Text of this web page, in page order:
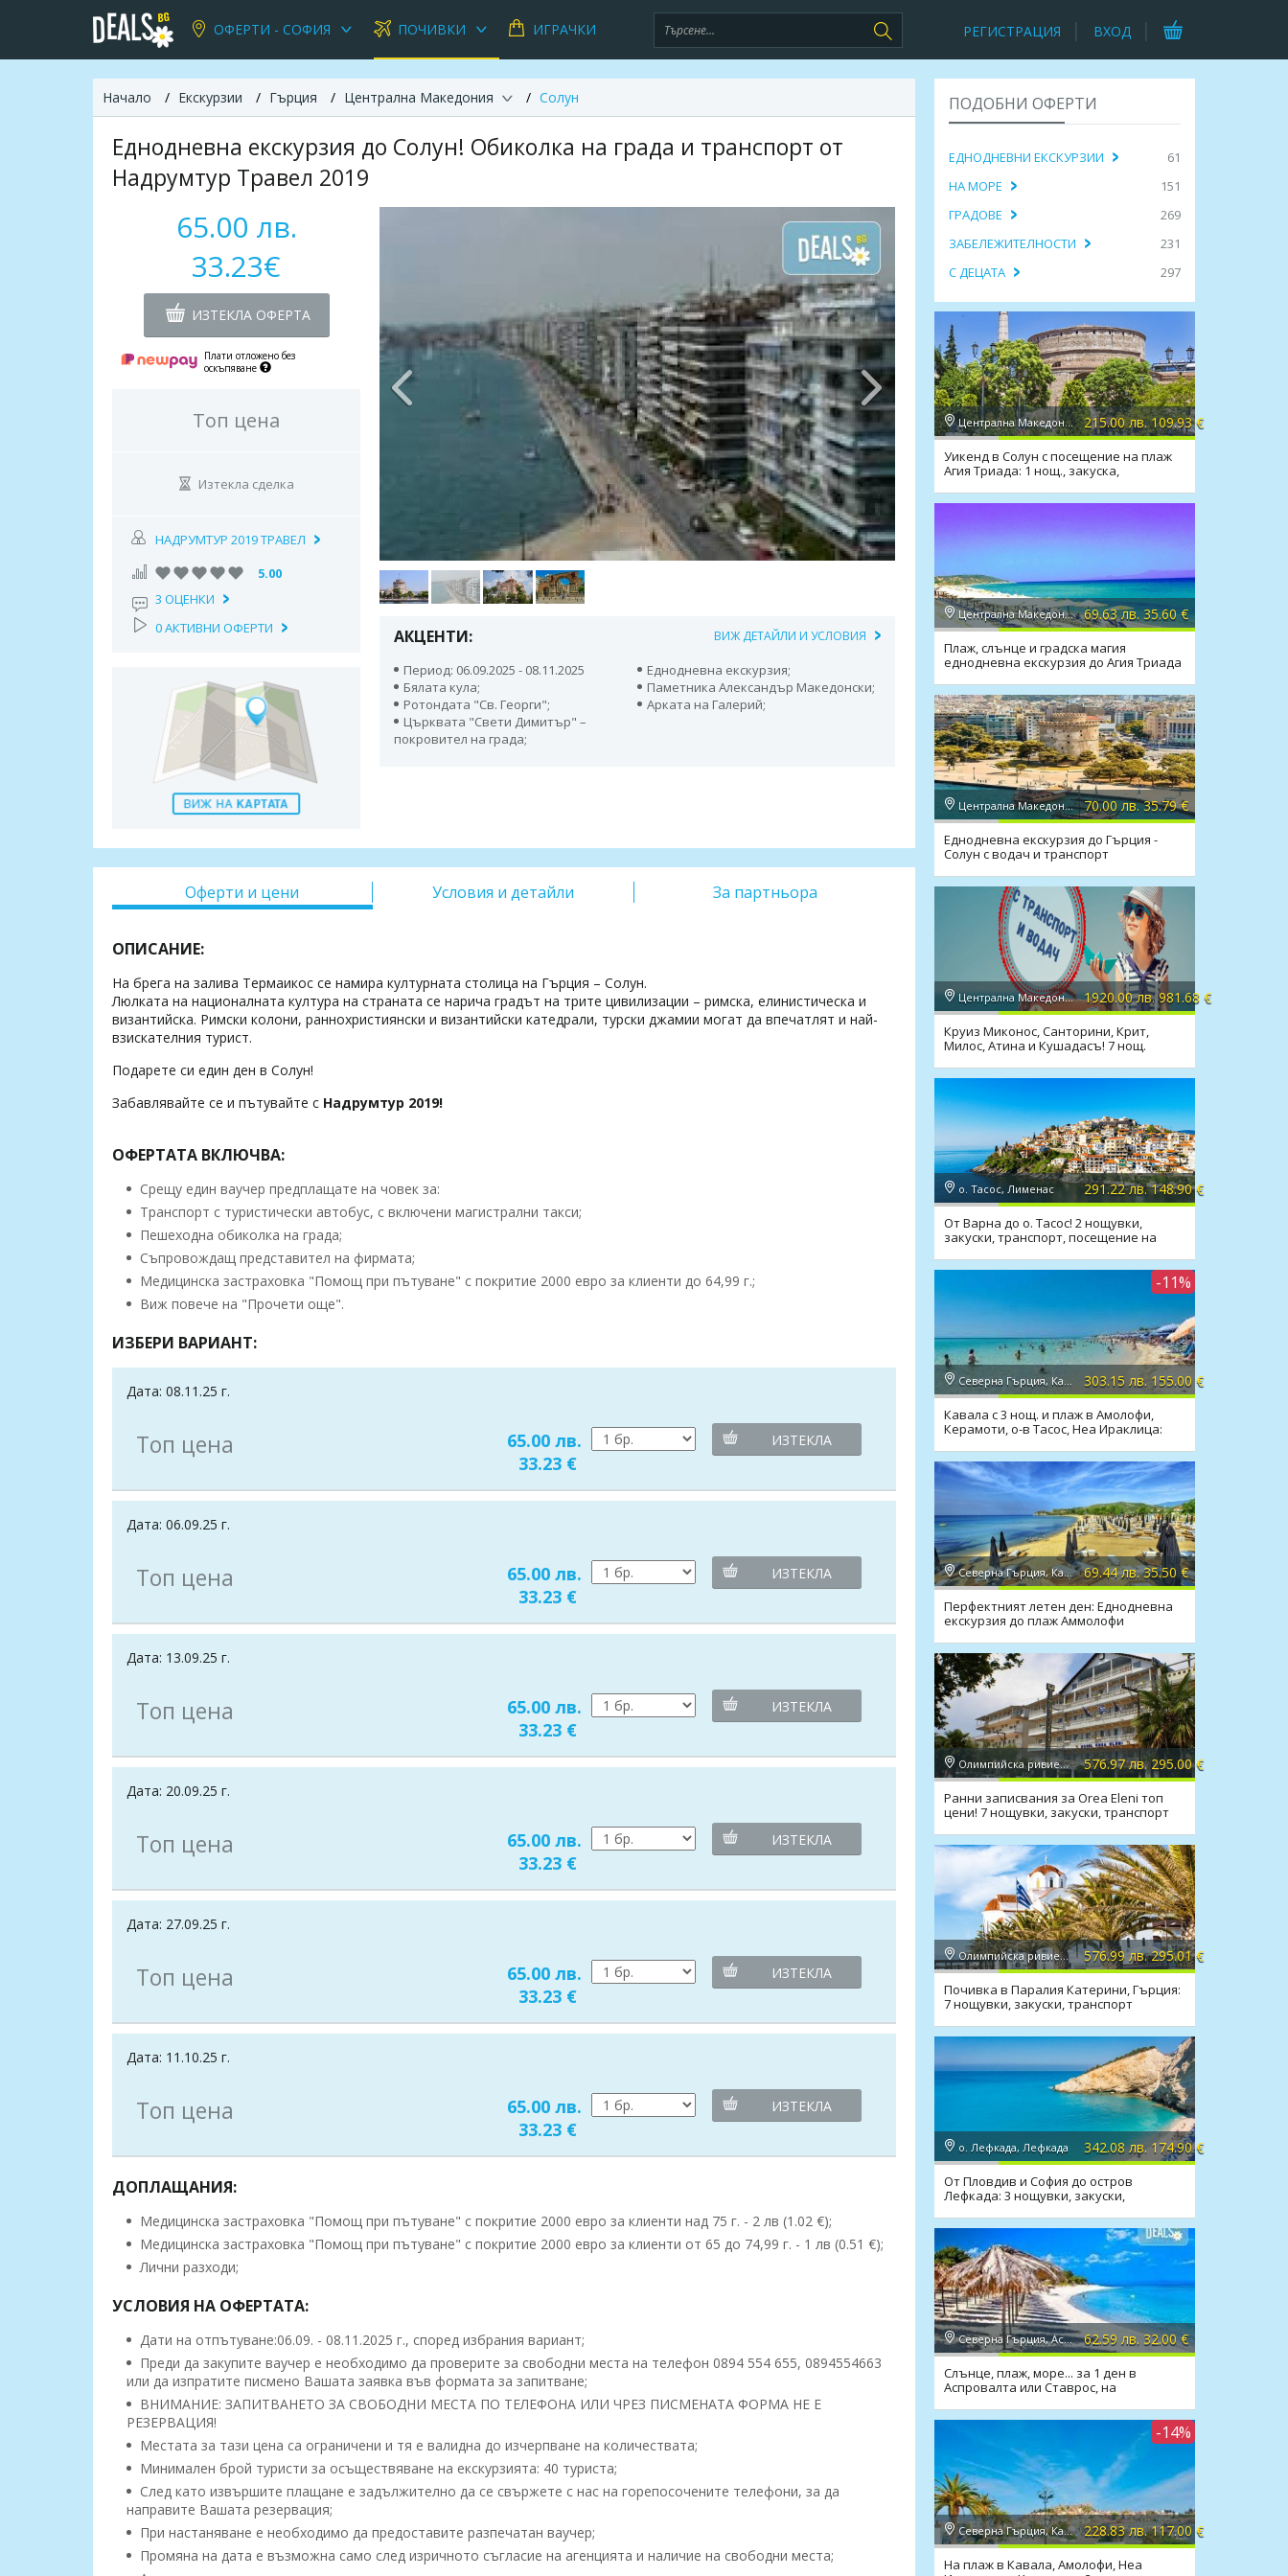
ОФЕРТИ - СОФИЯ ПОЧИВКИ ИГРАЧКИ РЕГИСТРАЦИЯ ВХОД
Начало Екскурзии Гърция Централна Македония Солун
Еднодневна екскурзия до Солун! Обиколка на града и транспорт от
Надрумтур Травел 2019
АКЦЕНТИ: ВИЖ ДЕТАЙЛИ И УСЛОВИЯ
Период: 06.09.2025 - 08.11.2025
Еднодневна екскурзия;
Бялата кула;
Паметника Александър Македонски;
Ротондата "Св. Георги";
Арката на Галерий;
Църквата "Свети Димитър" –
покровител на града;
65.00 лв.
33.23€
ИЗТЕКЛА ОФЕРТА
Плати отложено без
оскъпяване
Топ цена
Изтекла сделка
НАДРУМТУР 2019 ТРАВЕЛ
5.00
3 ОЦЕНКИ
0 АКТИВНИ ОФЕРТИ
Оферти и цени Условия и детайли За партньора
ОПИСАНИЕ:
На брега на залива Термаикос се намира културната столица на Гърция – Солун.
Люлката на националната култура на страната се нарича градът на трите цивилизации – римска, елинистическа и
византийска. Римски колони, раннохристиянски и византийски катедрали, турски джамии могат да впечатлят и най-
взискателния турист.
Подарете си един ден в Солун!
Забавлявайте се и пътувайте с Надрумтур 2019!
ОФЕРТАТА ВКЛЮЧВА:
Срещу един ваучер предплащате на човек за:
Транспорт с туристически автобус, с включени магистрални такси;
Пешеходна обиколка на града;
Съпровождащ представител на фирмата;
Медицинска застраховка "Помощ при пътуване" с покритие 2000 евро за клиенти до 64,99 г.;
Виж повече на "Прочети още".
ИЗБЕРИ ВАРИАНТ:
Дата: 08.11.25 г.
Топ цена
65.00 лв.
33.23 €
ИЗТЕКЛА
Дата: 06.09.25 г.
Топ цена
65.00 лв.
33.23 €
ИЗТЕКЛА
Дата: 13.09.25 г.
Топ цена
65.00 лв.
33.23 €
ИЗТЕКЛА
Дата: 20.09.25 г.
Топ цена
65.00 лв.
33.23 €
ИЗТЕКЛА
Дата: 27.09.25 г.
Топ цена
65.00 лв.
33.23 €
ИЗТЕКЛА
Дата: 11.10.25 г.
Топ цена
65.00 лв.
33.23 €
ИЗТЕКЛА
ДОПЛАЩАНИЯ:
Медицинска застраховка "Помощ при пътуване" с покритие 2000 евро за клиенти над 75 г. - 2 лв (1.02 €);
Медицинска застраховка "Помощ при пътуване" с покритие 2000 евро за клиенти от 65 до 74,99 г. - 1 лв (0.51 €);
Лични разходи;
УСЛОВИЯ НА ОФЕРТАТА:
Дати на отпътуване:06.09. - 08.11.2025 г., според избрания вариант;
Преди да закупите ваучер е необходимо да проверите за свободни места на телефон 0894 554 655, 0894554663
или да изпратите писмено Вашата заявка във формата за запитване;
ВНИМАНИЕ: ЗАПИТВАНЕТО ЗА СВОБОДНИ МЕСТА ПО ТЕЛЕФОНА ИЛИ ЧРЕЗ ПИСМЕНАТА ФОРМА НЕ Е
РЕЗЕРВАЦИЯ!
Местата за тази цена са ограничени и тя е валидна до изчерпване на количествата;
Минимален брой туристи за осъществяване на екскурзията: 40 туриста;
След като извършите плащане е задължително да се свържете с нас на горепосочените телефони, за да
направите Вашата резервация;
При настаняване е необходимо да предоставите разпечатан ваучер;
Промяна на дата е възможна само след изричното съгласие на агенцията и наличие на свободни места;
ПОДОБНИ ОФЕРТИ
ЕДНОДНЕВНИ ЕКСКУРЗИИ
61
НА МОРЕ
151
ГРАДОВЕ
269
ЗАБЕЛЕЖИТЕЛНОСТИ
231
С ДЕЦАТА
297
Централна Македония, Солун 215.00 лв. 109.93 €
Уикенд в Солун с посещение на плаж
Агия Триада: 1 нощ., закуска,
Централна Македония, Солун 69.63 лв. 35.60 €
Плаж, слънце и градска магия
еднодневна екскурзия до Агия Триада
Централна Македония, Солун 70.00 лв. 35.79 €
Еднодневна екскурзия до Гърция -
Солун с водач и транспорт
Централна Македония, Солун 1920.00 лв. 981.68 €
Круиз Миконос, Санторини, Крит,
Милос, Атина и Кушадасъ! 7 нощ.
о. Тасос, Лименас 291.22 лв. 148.90 €
От Варна до о. Тасос! 2 нощувки,
закуски, транспорт, посещение на
-11%
Северна Гърция, Кавала 303.15 лв. 155.00 €
Кавала с 3 нощ. и плаж в Амолофи,
Керамоти, о-в Тасос, Неа Ираклица:
Северна Гърция, Кавала 69.44 лв. 35.50 €
Перфектният летен ден: Еднодневна
екскурзия до плаж Аммолофи
Олимпийска ривиера, Паралия Катерини 576.97 лв. 295.00 €
Ранни записвания за Orea Eleni топ
цени! 7 нощувки, закуски, транспорт
Олимпийска ривиера, Паралия Катерини 576.99 лв. 295.01 €
Почивка в Паралия Катерини, Гърция:
7 нощувки, закуски, транспорт
о. Лефкада, Лефкада 342.08 лв. 174.90 €
От Пловдив и София до остров
Лефкада: 3 нощувки, закуски,
Северна Гърция, Аспровалта 62.59 лв. 32.00 €
Слънце, плаж, море... за 1 ден в
Аспровалта или Ставрос, на
-14%
Северна Гърция, Кавала 228.83 лв. 117.00 €
На плаж в Кавала, Амолофи, Неа